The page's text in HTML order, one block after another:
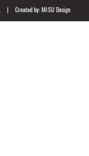
| Created by:MI:SU Design